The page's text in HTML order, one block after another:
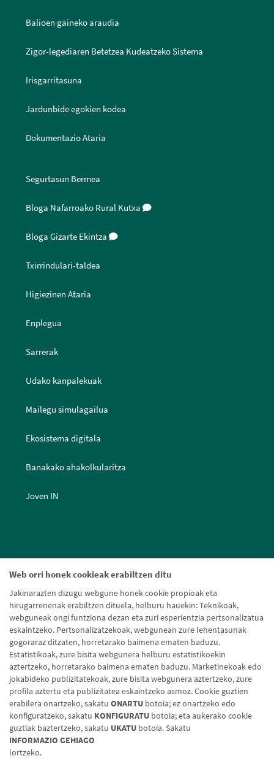
Web orri honek cookieak erabiltzen ditu
Jakinarazten dizugu webgune honek cookie propioak eta
hirugarrenenak erabiltzen dituela, helburu hauekin: Teknikoak,
webguneak ongi funtziona dezan eta zuri esperientzia pertsonalizatua
eskaintzeko. Pertsonalizatzekoak, webgunean zure lehentasunak
gogoraraz ditzaten, horretarako baimena ematen baduzu.
Estatistikoak, zure bisita webgunera helburu estatistikoekin
aztertzeko, horretarako baimena ematen baduzu. Marketinekoak edo
jokabideko publizitatekoak, zure bisita webgunera aztertzeko, zure
profila aztertu eta publizitatea eskaintzeko asmoz. Cookie guztien
erabilera onartzeko, sakatu ONARTU botoia; ez onartzeko edo
konfiguratzeko, sakatu KONFIGURATU botoia; eta aukerako cookie
guztiak baztertzeko, sakatu UKATU botoia. Sakatu
INFORMAZIO GEHIAGO
lortzeko.
Balioen gaineko araudia
Zigor-legediaren Betetzea Kudeatzeko Sistema
Irisgarritasuna
Jardunbide egokien kodea
Dokumentazio Ataria
Segurtasun Bermea
Bloga Nafarroako Rural Kutxa
Bloga Gizarte Ekintza
Txirrindulari-taldea
Higiezinen Ataria
Enplegua
Sarrerak
Udako kanpalekuak
Mailegu simulagailua
Ekosistema digitala
Banakako ahakolkularitza
Joven IN
Lege-oharra Cookien politika